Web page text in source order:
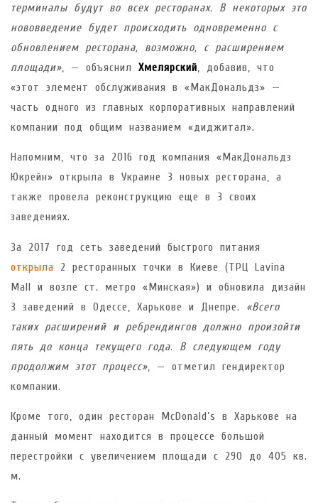
терминалы будут во всех ресторанах. В некоторых это
нововведение будет происходить одновременно с
обновлением ресторана, возможно, с расширением
площади», — объяснил Хмелярский, добавив, что
«этот элемент обслуживания в «МакДональдз» —
часть одного из главных корпоративных направлений
компании под общим названием «диджитал».
Напомним, что за 2016 год компания «МакДональдз
Юкрейн» открыла в Украине 3 новых ресторана, а
также провела реконструкцию еще в 3 своих
заведениях.
За 2017 год сеть заведений быстрого питания
открыла 2 ресторанных точки в Киеве (ТРЦ Lavina
Mall и возле ст. метро «Минская») и обновила дизайн
3 заведений в Одессе, Харькове и Днепре. «Всего
таких расширений и ребрендингов должно произойти
пять до конца текущего года. В следующем году
продолжим этот процесс» , — отметил гендиректор
компании.
Кроме того, один ресторан McDonald’s в Харькове на
данный момент находится в процессе большой
перестройки с увеличением площади с 290 до 405 кв.
м.